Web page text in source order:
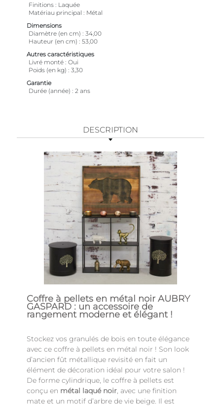
Finitions
Laquée
Matériau principal
Métal
Dimensions
Diamètre (en cm)
34,00
Hauteur (en cm)
53,00
Autres caractéristiques
Livré monté Oui
Poids (en kg)
3,30
Garantie
Durée (année)
2 ans
DESCRIPTION
Coffre à pellets en métal noir AUBRY
GASPARD : un accessoire de
rangement moderne et élégant !
Stockez vos granulés de bois en toute élégance
avec ce coffre à pellets en métal noir ! Son look
d’ancien fût métallique revisité en fait un
élément de décoration idéal pour votre salon !
De forme cylindrique, le coffre à pellets est
conçu en métal laqué noir, avec une finition
mate et un motif d’arbre de vie beige. Il est